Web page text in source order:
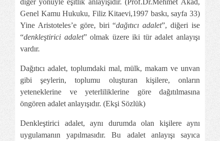
diğer yönüyle eşitlik anlayışıdır. ( Prof.Dr.MehmetAkad,
Genel Kamu Hukuku, Filiz Kitaevi,1997 baskı, sayfa 33)
Yine Aristoteles’e göre, biri “dağıtıcı adalet”, diğeri ise
“denkleştirici adalet” olmak üzere iki tür adalet anlayışı
vardır.
Dağıtıcı adalet, toplumdaki mal, mülk, makam ve unvan
gibi şeylerin, toplumu oluşturan kişilere, onların
yeteneklerine ve yeterliliklerine göre dağıtılmasına
öngören adalet anlayışıdır. (Ekşi Sözlük)
Denkleştirici adalet, aynı durumda olan kişilere aynı
uygulamanın yapılmasıdır. Bu adalet anlayışı sayıca